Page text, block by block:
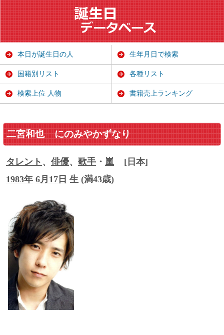
二宮和也 にのみやかずなり
タレント 、 俳優、 歌手 ・ 嵐
[日本]
1983年 6月17日 生 (満43歳)
本日が誕生日の人 生年月日で検索
国籍別リスト 各種リスト
検索上位 人物 書籍売上ランキング